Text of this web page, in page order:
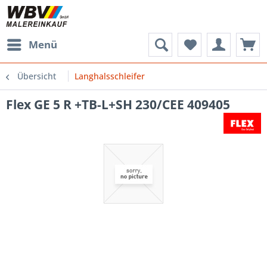
Menü
Übersicht Langhalsschleifer
Flex GE 5 R +TB-L+SH 230/CEE 409405